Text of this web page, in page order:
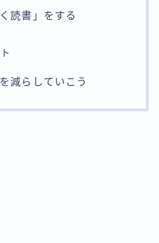
読書」をする
減らしていこう